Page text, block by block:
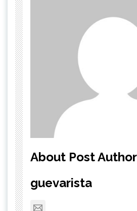
About Post Author
guevarista